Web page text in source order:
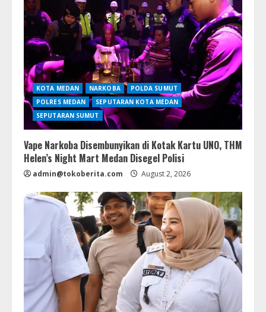
KOTA MEDAN NARKOBA
POLDA SUMUT
POLRES MEDAN
SEPUTARAN KOTA MEDAN
SEPUTARAN SUMUT
Vape Narkoba Disembunyikan di Kotak Kartu UNO, THM
Helen’s Night Mart Medan Disegel Polisi
admin@tokoberita.com August 2, 2026